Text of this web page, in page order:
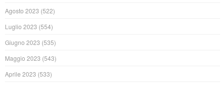
Agosto 2023 (522)
Luglio 2023 (554)
Giugno 2023 (535)
Maggio 2023 (543)
Aprile 2023 (533)